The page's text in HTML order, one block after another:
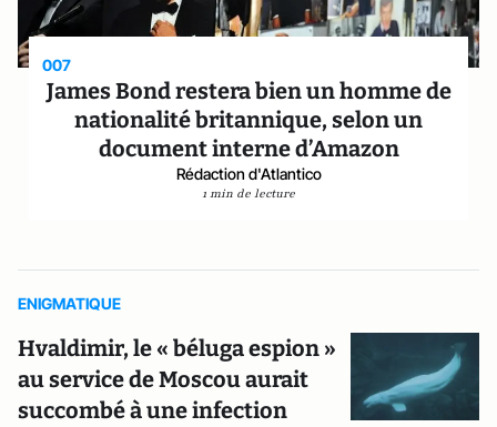
007
James Bond restera bien un homme de
nationalité britannique, selon un
document interne d’Amazon
Rédaction d'Atlantico
1 min de lecture
ENIGMATIQUE
Hvaldimir, le « béluga espion »
au service de Moscou aurait
succombé à une infection